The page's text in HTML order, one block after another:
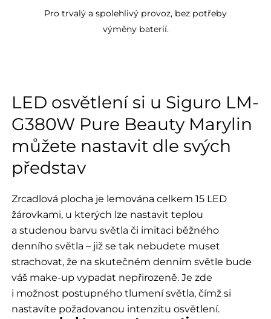
Pro trvalý a spolehlivý provoz, bez potřeby
výměny baterií.
LED osvětlení si u Siguro LM-
G380W Pure Beauty Marylin
můžete nastavit dle svých
představ
Zrcadlová plocha je lemována celkem 15 LED
žárovkami, u kterých lze nastavit teplou
a studenou barvu světla či imitaci běžného
denního světla – již se tak nebudete muset
strachovat, že na skutečném denním světle bude
váš make-up vypadat nepřirozeně. Je zde
i možnost postupného tlumení světla, čímž si
nastavíte požadovanou intenzitu osvětlení.